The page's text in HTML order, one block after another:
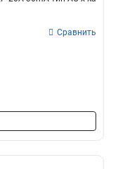
Сравнить